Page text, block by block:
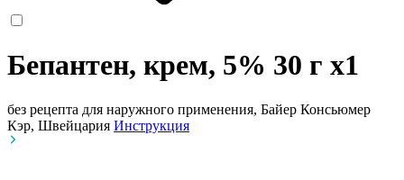
Бепантен, крем, 5% 30 г x1
без рецепта для наружного применения, Байер Консьюмер
Кэр, Швейцария Инструкция